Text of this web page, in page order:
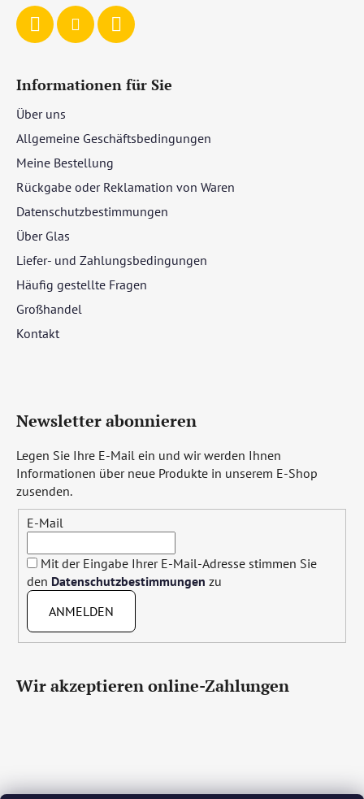
Informationen für Sie
Über uns
Allgemeine Geschäftsbedingungen
Meine Bestellung
Rückgabe oder Reklamation von Waren
Datenschutzbestimmungen
Über Glas
Liefer- und Zahlungsbedingungen
Häufig gestellte Fragen
Großhandel
Kontakt
Newsletter abonnieren
Legen Sie Ihre E-Mail ein und wir werden Ihnen
Informationen über neue Produkte in unserem E-Shop
zusenden.
E-Mail
Mit der Eingabe Ihrer E-Mail-Adresse stimmen Sie
den Datenschutzbestimmungen zu
ANMELDEN
Wir akzeptieren online-Zahlungen